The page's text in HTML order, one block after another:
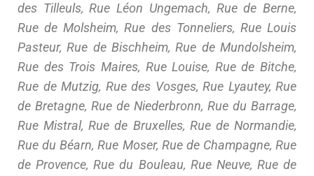
des Tilleuls, Rue Léon Ungemach, Rue de Berne,
Rue de Molsheim, Rue des Tonneliers, Rue Louis
Pasteur, Rue de Bischheim, Rue de Mundolsheim,
Rue des Trois Maires, Rue Louise, Rue de Bitche,
Rue de Mutzig, Rue des Vosges, Rue Lyautey, Rue
de Bretagne, Rue de Niederbronn, Rue du Barrage,
Rue Mistral, Rue de Bruxelles, Rue de Normandie,
Rue du Béarn, Rue Moser, Rue de Champagne, Rue
de Provence, Rue du Bouleau, Rue Neuve, Rue de